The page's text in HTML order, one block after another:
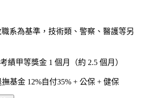
系為基準，技術類、警察、醫護等另
績甲等獎金 1 個月（約 2.5 個月）
基金 12%自付35% + 公保 + 健保